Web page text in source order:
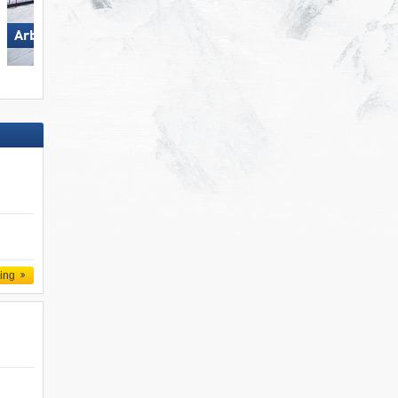
Arber Paganella – Andalo